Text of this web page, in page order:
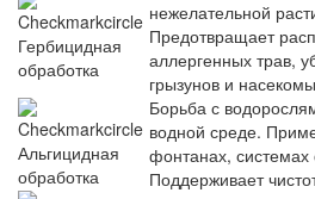
Гербицидная
обработка
нежелательной
Предотвращает
аллергенных трав,
грызунов и
Альгицидная
обработка
Борьба с
водной среде.
фонтанах,
Поддерживает